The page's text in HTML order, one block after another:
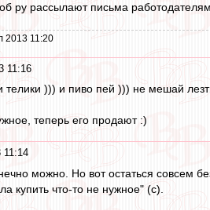
ру рассылают письма
2013 11:20
11:16
телики ))) и пиво пей ))) не мешай
теперь его продают :)
11:14
можно. Но вот остаться совсем
купить что-то не нужное" (с).